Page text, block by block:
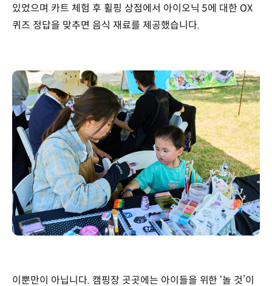
있었으며 카트 체험 후 휠핑 상점에서 아이오닉 5에 대한 OX
퀴즈 정답을 맞추면 음식 재료를 제공했습니다.
이뿐만이 아닙니다. 캠핑장 곳곳에는 아이들을 위한 ‘놀 것’이